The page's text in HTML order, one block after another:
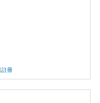
註冊